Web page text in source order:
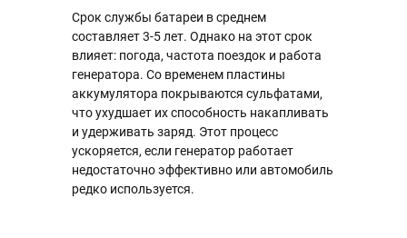
Срок службы батареи в среднем
составляет 3-5 лет. Однако на этот срок
влияет: погода, частота поездок и работа
генератора. Со временем пластины
аккумулятора покрываются сульфатами,
что ухудшает их способность накапливать
и удерживать заряд. Этот процесс
ускоряется, если генератор работает
недостаточно эффективно или автомобиль
редко используется.